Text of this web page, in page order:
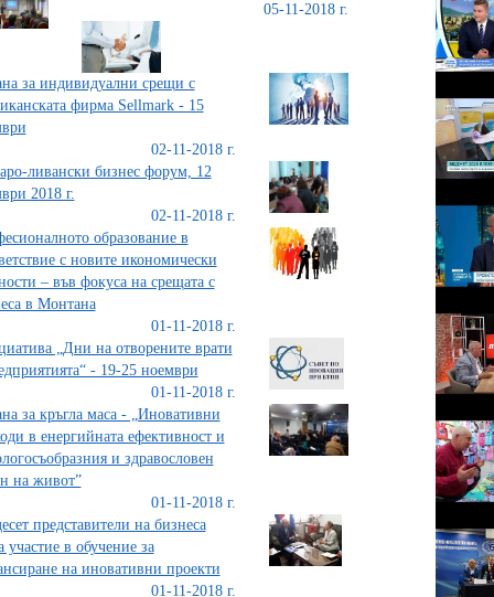
05-11-2018 г.
за индивидуални срещи с
фирма Sellmark - 15
02-11-2018 г.
ливански бизнес форум, 12
2018 г.
02-11-2018 г.
образование в
с новите икономически
– във фокуса на срещата с
в Монтана
01-11-2018 г.
„Дни на отворените врати
- 19-25 ноември
01-11-2018 г.
за кръгла маса - „Иновативни
в енергийната ефективност и
и здравословен
на живот”
01-11-2018 г.
представители на бизнеса
участие в обучение за
на иновативни проекти
01-11-2018 г.